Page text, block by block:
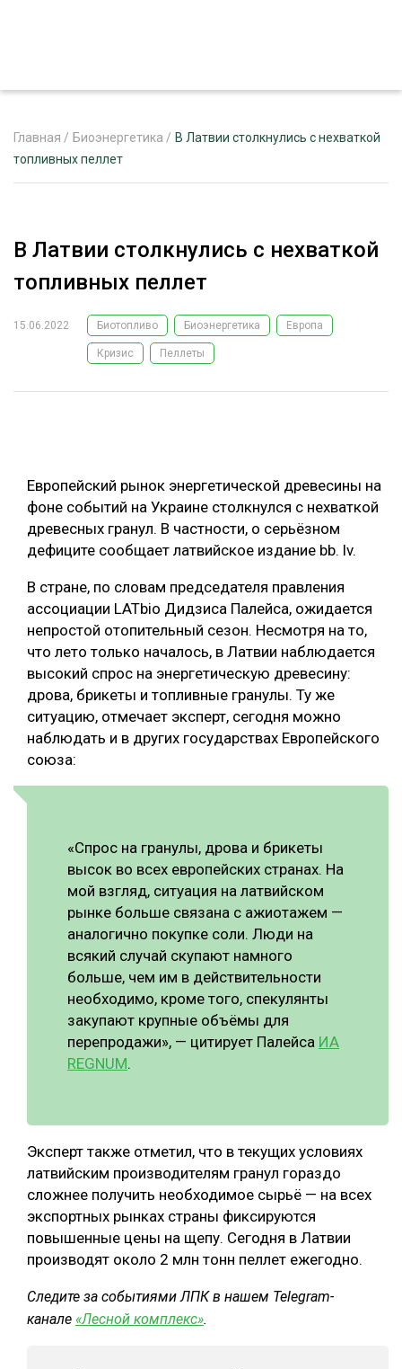
РЕКЛАМОДАТЕЛЯМ
ЛЕСНОЕ ХОЗЯЙСТВО
ЛЕСОЗАГОТОВКА
БИОЭНЕРГЕТИКА
ЛЕСОВОССТАНОВЛЕНИЕ И ЗАЩИТА
ЛОГИСТИКА
ПРОИЗВОДСТВО ДРЕВЕСНЫХ ПЛИТ
КОМПЛЕКСНАЯ ПЕРЕРАБОТКА
ЛЕСОПИЛЕНИЕ
ДЕРЕВЯННОЕ ДОМОСТРОЕНИЕ
БЕЗОПАСНОЕ ПРОИЗВОДСТВО
СОРТИРОВКА ДРЕВЕСИНЫ
МЕБЕЛЬНОЕ ПРОИЗВОДСТВО
ТЕМАТИЧЕСКИЕ ПРОЕКТЫ
Главная / Биоэнергетика / В Латвии столкнулись с нехваткой
топливных пеллет
В Латвии столкнулись с нехваткой
топливных пеллет
15.06.2022 Биотопливо Биоэнергетика Европа
Кризис Пеллеты
Европейский рынок энергетической древесины на
фоне событий на Украине столкнулся с нехваткой
древесных гранул. В частности, о серьёзном
дефиците сообщает латвийское издание bb. lv.
В стране, по словам председателя правления
ассоциации LATbio Дидзиса Палейса, ожидается
непростой отопительный сезон. Несмотря на то,
что лето только началось, в Латвии наблюдается
высокий спрос на энергетическую древесину:
дрова, брикеты и топливные гранулы. Ту же
ситуацию, отмечает эксперт, сегодня можно
наблюдать и в других государствах Европейского
союза:
«Спрос на гранулы, дрова и брикеты
высок во всех европейских странах. На
мой взгляд, ситуация на латвийском
рынке больше связана с ажиотажем —
аналогично покупке соли. Люди на
всякий случай скупают намного
больше, чем им в действительности
необходимо, кроме того, спекулянты
закупают крупные объёмы для
перепродажи», — цитирует Палейса ИА
REGNUM.
Эксперт также отметил, что в текущих условиях
латвийским производителям гранул гораздо
сложнее получить необходимое сырьё — на всех
экспортных рынках страны фиксируются
повышенные цены на щепу. Сегодня в Латвии
производят около 2 млн тонн пеллет ежегодно.
Следите за событиями ЛПК в нашем Telegram-
канале «Лесной комплекс».